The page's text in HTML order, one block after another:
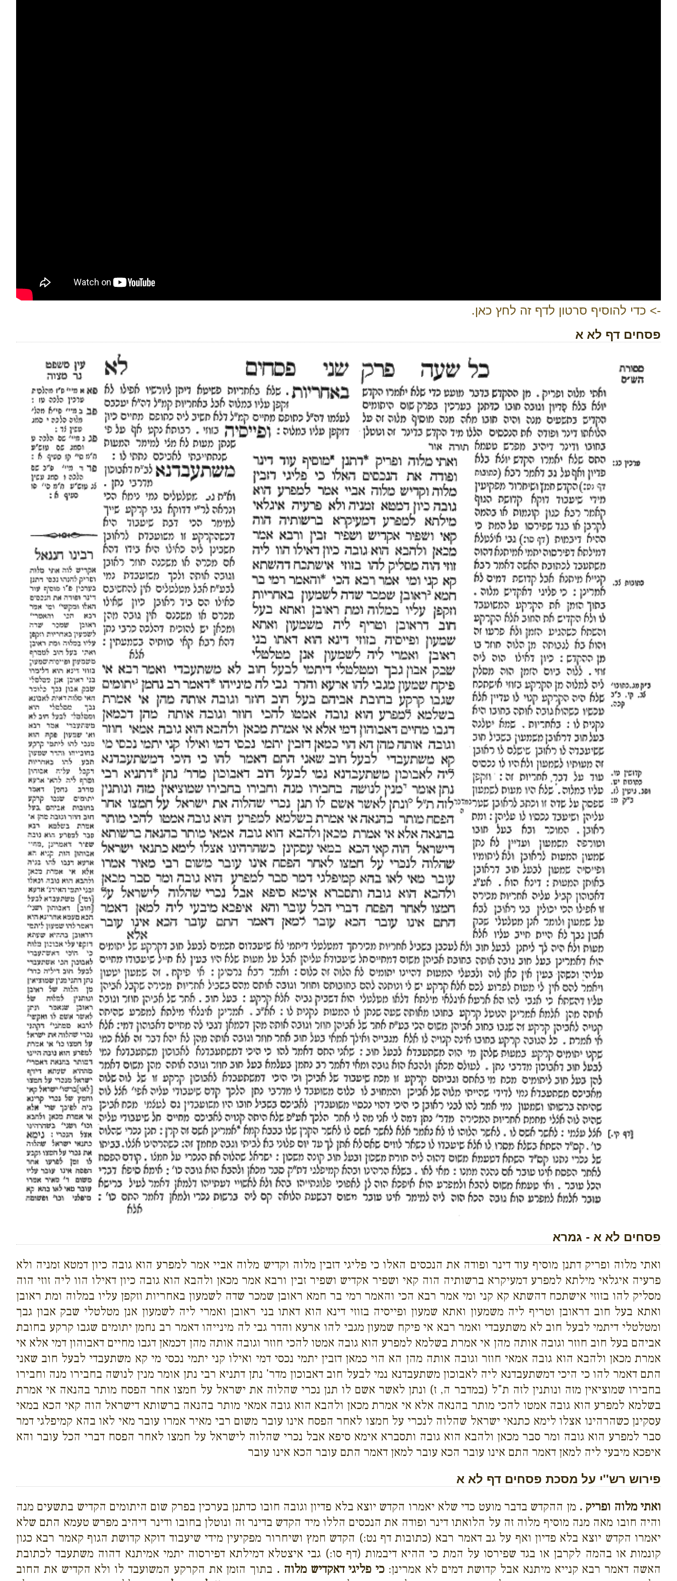
-> כדי להוסיף סרטון לדף זה לחץ כאן.
פסחים דף לא א
פסחים לא א - גמרא
ואתי מלוה ופריק דתנן מוסיף עוד דינר ופודה את הנכסים האלו כי פליגי דזבין מלוה וקדיש מלוה אביי אמר למפרע הוא גובה כיון דמטא זמניה ולא
פרעיה איגלאי מילתא למפרע דמעיקרא ברשותיה הוה קאי ושפיר אקדיש ושפיר זבין ורבא אמר מכאן ולהבא הוא גובה כיון דאילו הוו ליה זוזי הוה
מסליק להו בזוזי אישתכח דהשתא קא קני ומי אמר רבא הכי והאמר רמי בר חמא ראובן שמכר שדה לשמעון באחריות וזקפן עליו במלוה ומת ראובן
ואתא בעל חוב דראובן וטריף ליה משמעון ואתא שמעון ופייסיה בזוזי דינא הוא דאתו בני ראובן ואמרי ליה לשמעון אנן מטלטלי שבק אבון גבך
ומטלטלי דיתמי לבעל חוב לא משתעבדי ואמר רבא אי פיקח שמעון מגבי להו ארעא והדר גבי לה מינייהו דאמר רב נחמן יתומים שגבו קרקע בחובת
אביהם בעל חוב חוזר וגובה אותה מהן אי אמרת בשלמא למפרע הוא גובה אמטו להכי חוזר וגובה אותה מהן דכמאן דגבו מחיים דאבוהון דמי אלא אי
אמרת מכאן ולהבא הוא גובה אמאי חוזר וגובה אותה מהן הא הוי כמאן דזבין יתמי נכסי דמי ואילו קני יתמי נכסי מי קא משתעבדי לבעל חוב שאני
התם דאמר להו כי היכי דמשתעבדנא ליה לאבוכון משתעבדנא נמי לבעל חוב דאבוכון מדר' נתן דתניא רבי נתן אומר מנין לנושה בחבירו מנה וחבירו
בחבירו שמוציאין מזה ונותנין לזה ת"ל (במדבר ה, ז) ונתן לאשר אשם לו תנן נכרי שהלוה את ישראל על חמצו אחר הפסח מותר בהנאה אי אמרת
בשלמא למפרע הוא גובה אמטו להכי מותר בהנאה אלא אי אמרת מכאן ולהבא הוא גובה אמאי מותר בהנאה ברשותא דישראל הוה קאי הכא במאי
עסקינן כשהרהינו אצלו לימא כתנאי ישראל שהלוה לנכרי על חמצו לאחר הפסח אינו עובר משום רבי מאיר אמרו עובר מאי לאו בהא קמיפלגי דמר
סבר למפרע הוא גובה ומר סבר מכאן ולהבא הוא גובה ותסברא אימא סיפא אבל נכרי שהלוה לישראל על חמצו לאחר הפסח דברי הכל עובר והא
איפכא מיבעי ליה למאן דאמר התם אינו עובר הכא עובר למאן דאמר התם עובר הכא אינו עובר
פירוש רש''י על מסכת פסחים דף לא א
ואתי מלוה ופריק . מן ההקדש בדבר מועט כדי שלא יאמרו הקדש יוצא בלא פדיון וגובה חובו כדתנן בערכין בפרק שום היתומים הקדיש בתשעים מנה
והיה חובו מאה מנה מוסיף מלוה זה על הלואתו דינר ופודה את הנכסים הללו מיד הקדש בדינר זה ונוטלן בחובו ודינר דיהיב מפרש טעמא התם שלא
יאמרו הקדש יוצא בלא פדיון ואף על גב דאמר רבא (כתובות דף נט:) הקדש חמץ ושיחרור מפקיעין מידי שיעבוד דוקא קדושת הגוף קאמר רבא כגון
קונמות או בהמה לקרבן או בגד שפירסו על המת כי ההיא דיבמות (דף סו:) גבי איצטלא דמילתא דפירסוה יתמי אמיתנא דהוה משתעבד לכתובת
האשה דאמר רבא קנייא מיתנא אבל קדושת דמים לא אמרינן: כי פליגי דאקדיש מלוה . בתוך הזמן את הקרקע המשועבד לו ולא הקדיש את החוב